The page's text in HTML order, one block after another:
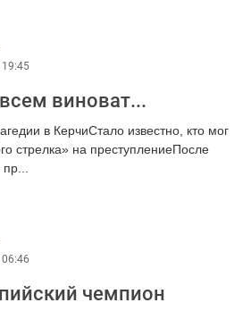
19:45
виноват...
в КерчиСтало известно, кто мог
стрелка» на преступлениеПосле
чемпион